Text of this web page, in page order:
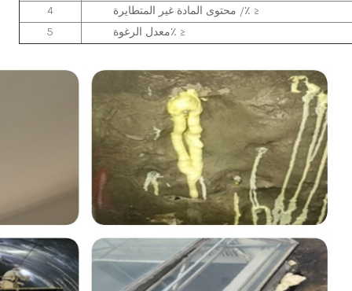
4 محتوى المادة غير المتطايرة /٪ ≥
5 معدل الرغوة٪ ≥